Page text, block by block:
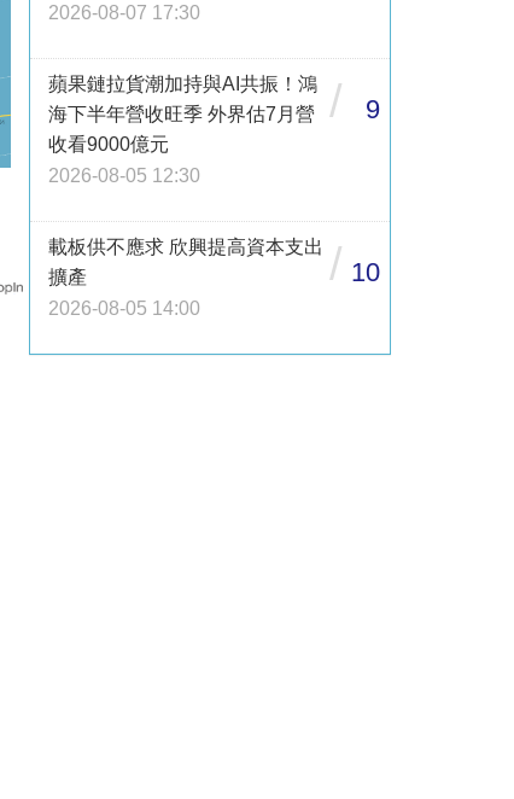
2026-08-07 17:30
蘋果鏈拉貨潮加持與AI共振！鴻
海下半年營收旺季 外界估7月營
收看9000億元
2026-08-05 12:30
/ 9
載板供不應求 欣興提高資本支出
擴產
2026-08-05 14:00
/ 10